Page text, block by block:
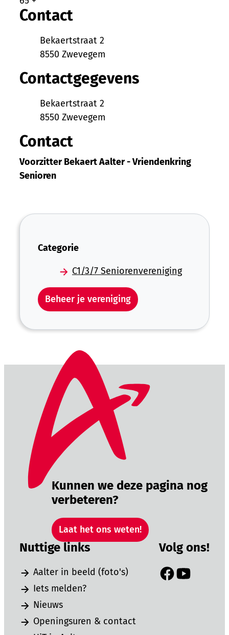
Contact
AdresBekaertstraat 2
,8550 Zwevegem
Contactgegevens
AdresBekaertstraat 2
,8550 Zwevegem
Contact
Voorzitter Bekaert Aalter - Vriendenkring
Senioren
Categorie
C1/3/7 Seniorenvereniging
Beheer je vereniging
Kunnen we deze pagina nog
verbeteren?
Laat het ons weten!
Nuttige links
Aalter in beeld (foto's)
Iets melden?
Nieuws
Openingsuren & contact
Volg ons!
Facebook
YouTube